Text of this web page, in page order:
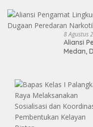
8 Agustus
Aliansi
Medan,